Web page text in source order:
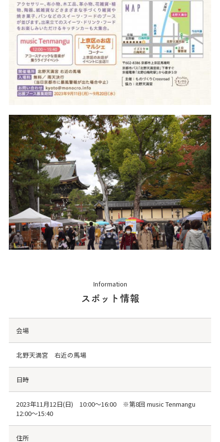
Information
スポット情報
会場
北野天満宮 右近の馬場
日時
2023年11月12日(日) 10:00～16:00 ※第8回 music Tenmangu
12:00～15:40
住所